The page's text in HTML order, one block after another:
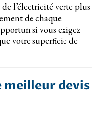
l’électricité verte plus
de chaque
si vous exigez
votre superficie de
devis